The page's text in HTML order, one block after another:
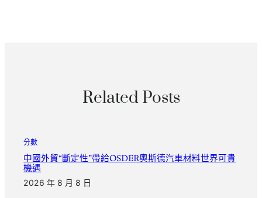
Related Posts
分數
中國外貿“斷定性”帶給OSDER奧斯德汽車材料世界可貴
機遇
2026 年 8 月 8 日